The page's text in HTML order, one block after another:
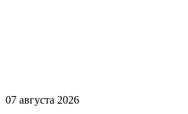
07 августа 2026